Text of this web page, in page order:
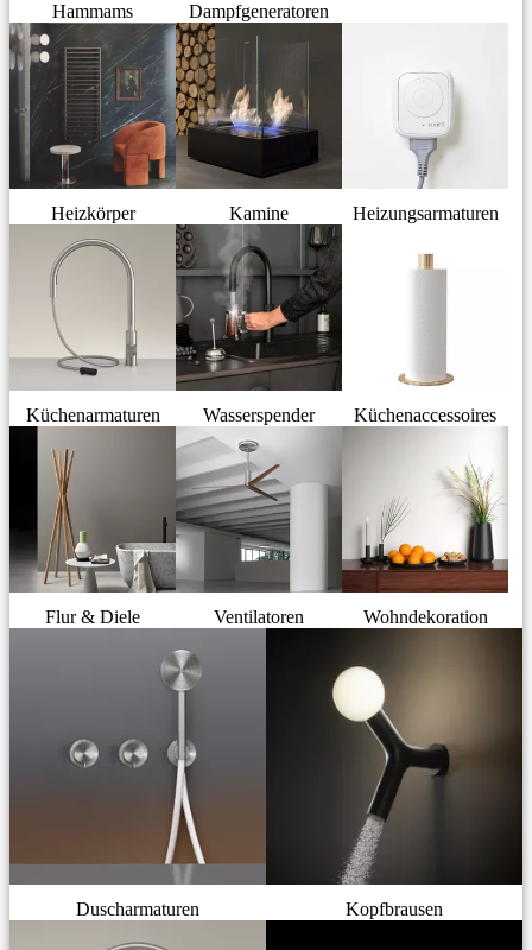
Hammams Dampfgeneratoren
Heizkörper Kamine Heizungsarmaturen
Küchenarmaturen Wasserspender Küchenaccessoires
Flur & Diele Ventilatoren Wohndekoration
Duscharmaturen Kopfbrausen